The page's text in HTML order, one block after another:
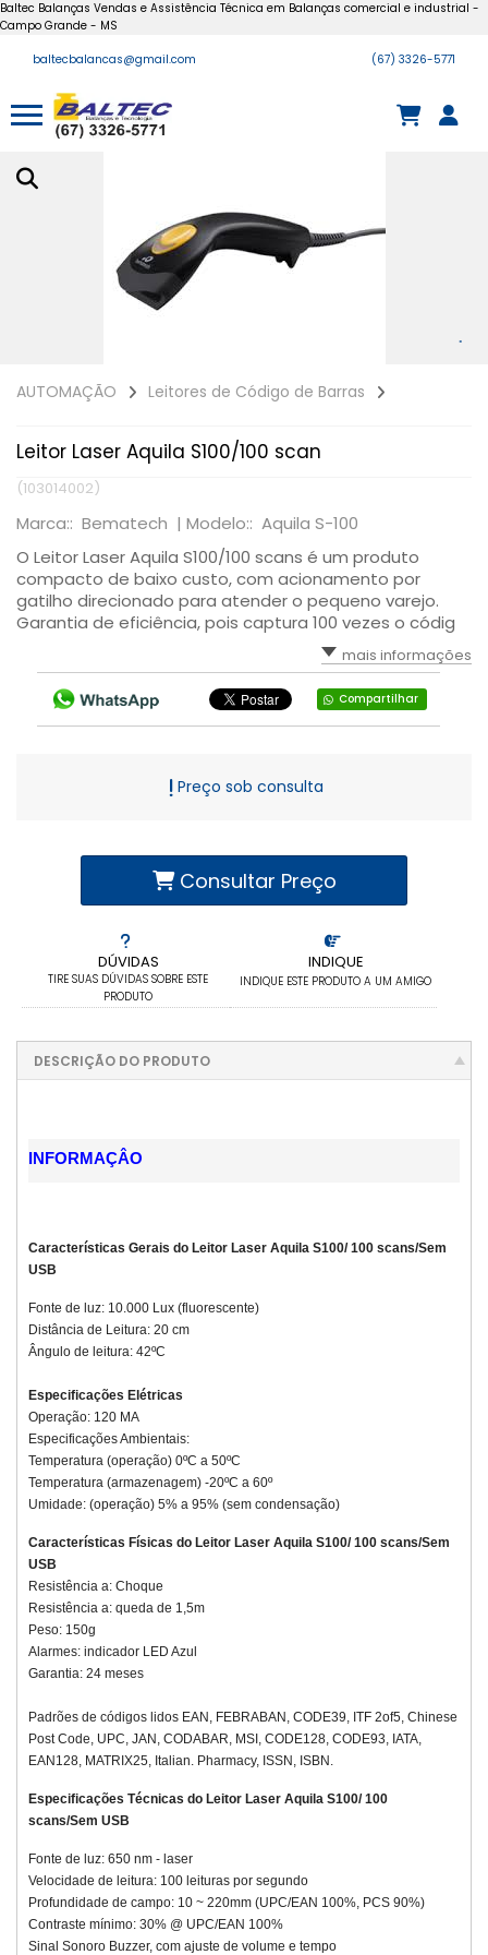
Baltec Balanças Vendas e Assistência Técnica em Balanças comercial e industrial -
Campo Grande - MS
baltecbalancas@gmail.com (67) 3326-5771
AUTOMAÇÃO Leitores de Código de Barras
Leitor Laser Aquila S100/100 scan
(103014002)
Marca:: Bematech | Modelo:: Aquila S-100
O Leitor Laser Aquila S100/100 scans é um produto
compacto de baixo custo, com acionamento por
gatilho direcionado para atender o pequeno varejo.
Garantia de eficiência, pois captura 100 vezes o códig
mais informações
Compartilhar
DÚVIDAS
TIRE SUAS DÚVIDAS SOBRE ESTE
PRODUTO
INDIQUE
INDIQUE ESTE PRODUTO A UM AMIGO
Preço sob consulta
Consultar Preço
DESCRIÇÃO DO PRODUTO
INFORMAÇÂO
Características Gerais do Leitor Laser Aquila S100/ 100 scans/Sem
USB
Fonte de luz: 10.000 Lux (fluorescente)
Distância de Leitura: 20 cm
Ângulo de leitura: 42ºC
Especificações Elétricas
Operação: 120 MA
Especificações Ambientais:
Temperatura (operação) 0ºC a 50ºC
Temperatura (armazenagem) -20ºC a 60º
Umidade: (operação) 5% a 95% (sem condensação)
Características Físicas do Leitor Laser Aquila S100/ 100 scans/Sem
USB
Resistência a: Choque
Resistência a: queda de 1,5m
Peso: 150g
Alarmes: indicador LED Azul
Garantia: 24 meses
Padrões de códigos lidos EAN, FEBRABAN, CODE39, ITF 2of5, Chinese
Post Code, UPC, JAN, CODABAR, MSI, CODE128, CODE93, IATA,
EAN128, MATRIX25, Italian. Pharmacy, ISSN, ISBN.
Especificações Técnicas do Leitor Laser Aquila S100/ 100
scans/Sem USB
Fonte de luz: 650 nm - laser
Velocidade de leitura: 100 leituras por segundo
Profundidade de campo: 10 ~ 220mm (UPC/EAN 100%, PCS 90%)
Contraste mínimo: 30% @ UPC/EAN 100%
Sinal Sonoro Buzzer, com ajuste de volume e tempo